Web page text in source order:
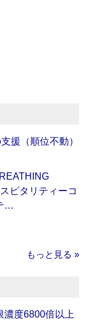
援（順位不動）
ピタリティーコ
…
もっと見る »
濃度6800倍以上